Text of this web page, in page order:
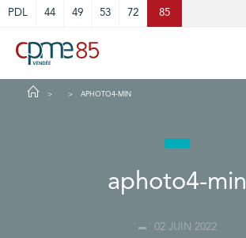
PDL 44 49 53 72 85
APHOTO4-MIN
aphoto4-min
02 JUIN 2022
Cookies management panel